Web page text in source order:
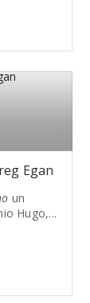
Egan
un
Hugo,...